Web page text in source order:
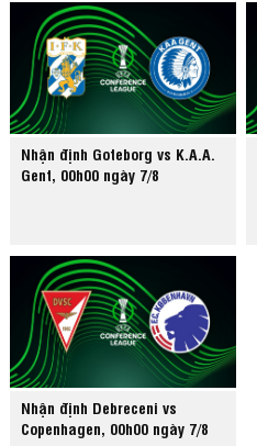
Nhận định Goteborg vs K.A.A.
Gent, 00h00 ngày 7/8
Nhận định Debreceni vs
Copenhagen, 00h00 ngày 7/8